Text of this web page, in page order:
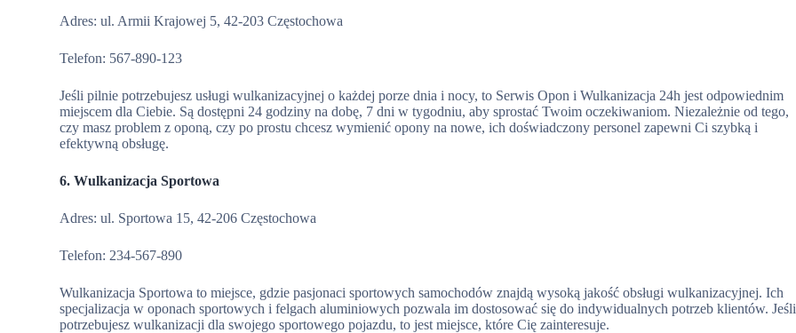
Adres: ul. Armii Krajowej 5, 42-203 Częstochowa
Telefon: 567-890-123
Jeśli pilnie potrzebujesz usługi wulkanizacyjnej o każdej porze dnia i nocy, to Serwis Opon i Wulkanizacja 24h jest odpowiednim
miejscem dla Ciebie. Są dostępni 24 godziny na dobę, 7 dni w tygodniu, aby sprostać Twoim oczekiwaniom. Niezależnie od tego,
czy masz problem z oponą, czy po prostu chcesz wymienić opony na nowe, ich doświadczony personel zapewni Ci szybką i
efektywną obsługę.
6. Wulkanizacja Sportowa
Adres: ul. Sportowa 15, 42-206 Częstochowa
Telefon: 234-567-890
Wulkanizacja Sportowa to miejsce, gdzie pasjonaci sportowych samochodów znajdą wysoką jakość obsługi wulkanizacyjnej. Ich
specjalizacja w oponach sportowych i felgach aluminiowych pozwala im dostosować się do indywidualnych potrzeb klientów. Jeśli
potrzebujesz wulkanizacji dla swojego sportowego pojazdu, to jest miejsce, które Cię zainteresuje.